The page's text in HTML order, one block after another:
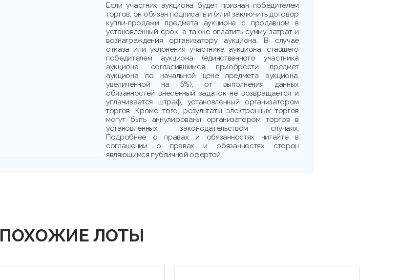
Если участник аукциона будет признан победителем
торгов, он обязан подписать и (или) заключить договор
купли-продажи предмета аукциона с продавцом в
установленный срок, а также оплатить сумму затрат и
вознаграждения организатору аукциона. В случае
отказа или уклонения участника аукциона, ставшего
победителем аукциона (единственного участника
аукциона, согласившимся приобрести предмет
аукциона по начальной цене предмета аукциона,
увеличенной на 5%), от выполнения данных
обязанностей внесенный задаток не возвращается и
уплачивается штраф, установленный организатором
торгов. Кроме того, результаты электронных торгов
могут быть аннулированы организатором торгов в
установленных законодательством случаях.
Подробнее о правах и обязанностях читайте в
соглашении о правах и обязанностях сторон
являющимся публичной офертой.
ПОХОЖИЕ ЛОТЫ